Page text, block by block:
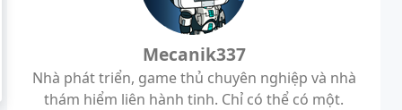
Mecanik337
Nhà phát triển, game thủ chuyên nghiệp và nhà
thám hiểm liên hành tinh. Chỉ có thể có một.